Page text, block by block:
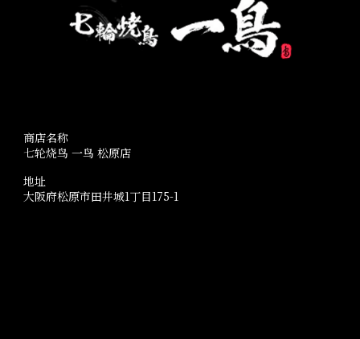
商店名称
七轮烧鸟 一鸟 松原店
地址
大阪府松原市田井城1丁目175-1